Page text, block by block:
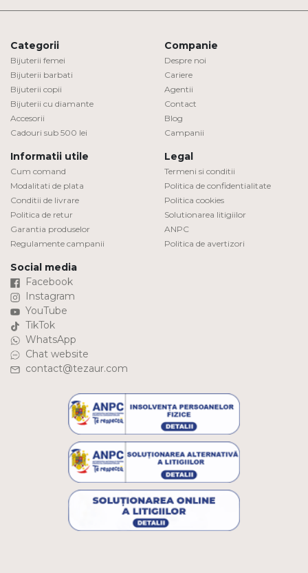
Categorii
Bijuterii femei
Bijuterii barbati
Bijuterii copii
Bijuterii cu diamante
Accesorii
Cadouri sub 500 lei
Companie
Despre noi
Cariere
Agentii
Contact
Blog
Campanii
Informatii utile
Cum comand
Modalitati de plata
Conditii de livrare
Politica de retur
Garantia produselor
Regulamente campanii
Legal
Termeni si conditii
Politica de confidentialitate
Politica cookies
Solutionarea litigiilor
ANPC
Politica de avertizori
Social media
Facebook
Instagram
YouTube
TikTok
WhatsApp
Chat website
contact@tezaur.com